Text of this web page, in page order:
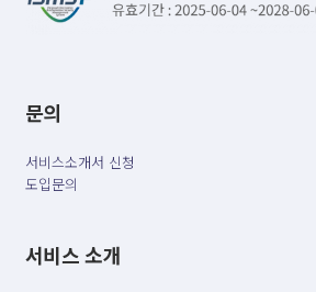
문의
서비스소개서 신청
도입문의
서비스 소개